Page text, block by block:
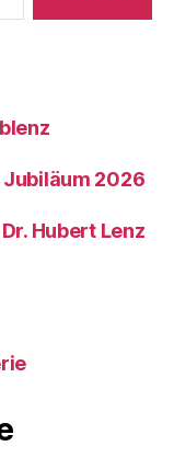
Jubiläum 2026
Hubert Lenz